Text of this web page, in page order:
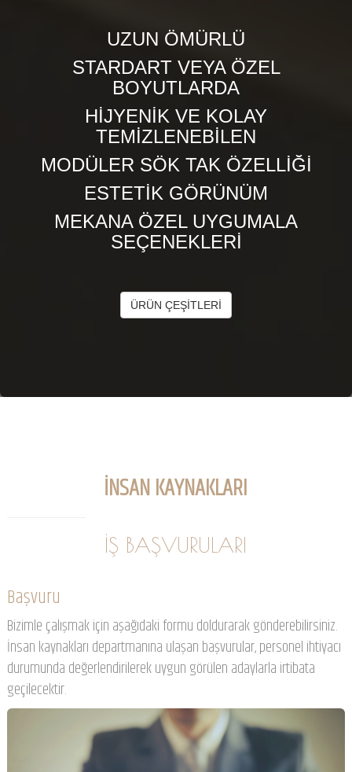
UZUN ÖMÜRLÜ
STARDART VEYA ÖZEL
BOYUTLARDA
HİJYENİK VE KOLAY
TEMİZLENEBİLEN
MODÜLER SÖK TAK ÖZELLİĞİ
ESTETİK GÖRÜNÜM
MEKANA ÖZEL UYGUMALA
SEÇENEKLERİ
ÜRÜN ÇEŞİTLERİ
İNSAN KAYNAKLARI
İŞ BAŞVURULARI
Başvuru
Bizimle çalışmak için aşağıdaki formu doldurarak gönderebilirsiniz.
İnsan kaynakları departmanına ulaşan başvurular, personel ihtiyacı
durumunda değerlendirilerek uygun görülen adaylarla irtibata
geçilecektir.